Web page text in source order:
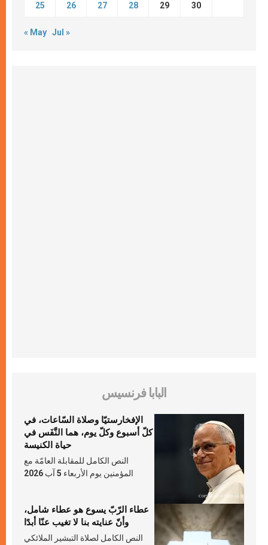
25 26 27 28 29 30
« May Jul »
البابا فرنسيس
الإفخارستيّا وصلاة السّاعات، في
كلّ أسبوع وكلّ يوم، هما النَّفَس في
حياة الكنيسة
النص الكامل للمقابلة العامّة مع
المؤمنين يوم الأربعاء 5 آب 2026
عطاء الرّبّ يسوع هو عطاء شامل،
وأنّ عنايته بنا لا تغيب عنّا أبدًا
النص الكامل لصلاة التبشير الملائكي